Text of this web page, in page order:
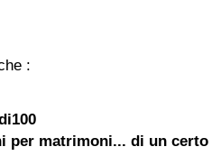
:
per matrimoni... di un certo